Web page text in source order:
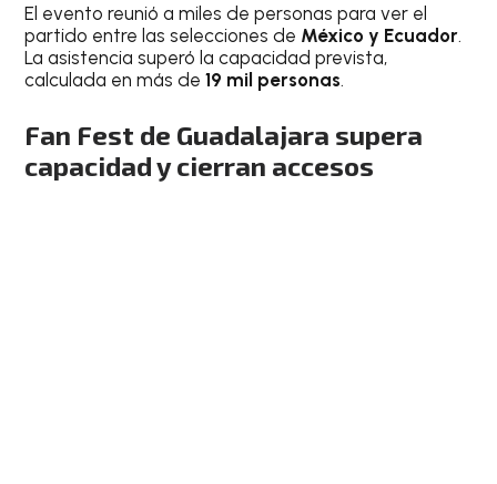
El evento reunió a miles de personas para ver el
partido entre las selecciones de México y Ecuador.
La asistencia superó la capacidad prevista,
calculada en más de19 mil personas.
Fan Fest de Guadalajara supera
capacidad y cierran accesos